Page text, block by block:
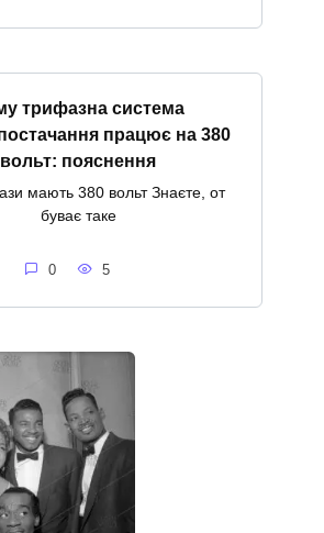
трифазна система
працює на 380
вольт: пояснення
мають 380 вольт Знаєте, от
буває таке
0 5